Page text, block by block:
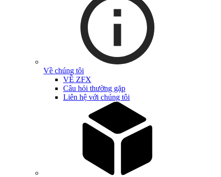
Về chúng tôi
VỀ ZFX
Câu hỏi thường gặp
Liên hệ với chúng tôi